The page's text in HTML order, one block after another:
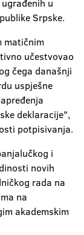
u
Srpske.
matičnim
učestvovao
čega današnji
uspješne
deklaracije",
potpisivanja.
i
novih
rada na
na
akademskim